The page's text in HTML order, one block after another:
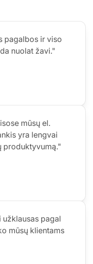
pagalbos ir viso
nuolat žavi."
mūsų el.
yra lengvai
produktyvumą."
pagal
mūsų klientams